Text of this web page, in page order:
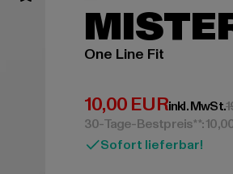
One Line Fit
10,00 EUR
Derzeitiger Preis:
inkl. MwSt.
30-Tage-Bestpreis**:
Sofort lieferbar!